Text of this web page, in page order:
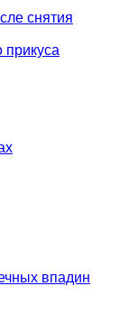
снятия
прикуса
впадин